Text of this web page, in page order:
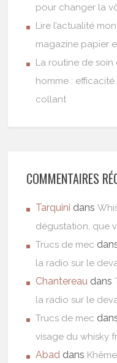
pour changer la
Lire l’actualité
magazine papier
La routine de
homme :
collant
COMMENTAIRES
Tarquini dans
dégustation, que
Trucs de mec
la radio sur le
Chantereau dans
la radio sur le
Trucs de mec
visage du whisky
Abad dans